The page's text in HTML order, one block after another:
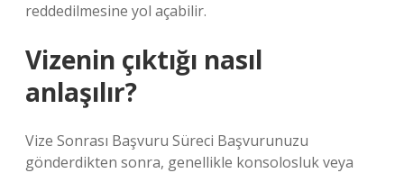
reddedilmesine yol açabilir.
Vizenin çıktığı nasıl
anlaşılır?
Vize Sonrası Başvuru Süreci Başvurunuzu
gönderdikten sonra, genellikle konsolosluk veya